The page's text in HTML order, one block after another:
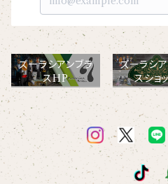
ズーラシアンブラ
スHP
ズーラシ
スショ